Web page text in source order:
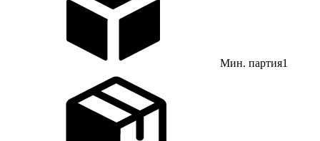
Мин. партия1